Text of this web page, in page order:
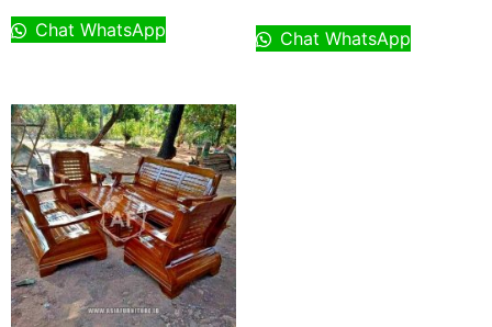
Chat WhatsApp Chat WhatsApp